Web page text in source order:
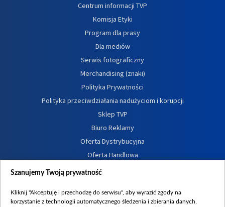
Centrum informacji TVP
Komisja Etyki
Program dla prasy
Dla mediów
Serwis fotograficzny
Merchandising (znaki)
Polityka Prywatności
Polityka przeciwdziałania nadużyciom i korupcji
Sklep TVP
Biuro Reklamy
Oferta Dystrybucyjna
Oferta Handlowa
Dostępność
Procedura zgłoszeń wewnętrznych
Szanujemy Twoją prywatność
Kliknij "Akceptuję i przechodzę do serwisu", aby wyrazić zgody na
korzystanie z technologii automatycznego śledzenia i zbierania danych,